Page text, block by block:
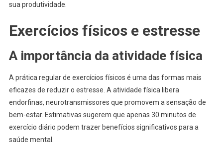
sua produtividade.
Exercícios físicos e estresse
A importância da atividade física
A prática regular de exercícios físicos é uma das formas mais
eficazes de reduzir o estresse. A atividade física libera
endorfinas, neurotransmissores que promovem a sensação de
bem-estar. Estimativas sugerem que apenas 30 minutos de
exercício diário podem trazer benefícios significativos para a
saúde mental.